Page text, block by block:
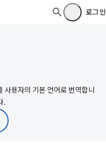
로그인
용자의 기본 언어로 번역합니
.